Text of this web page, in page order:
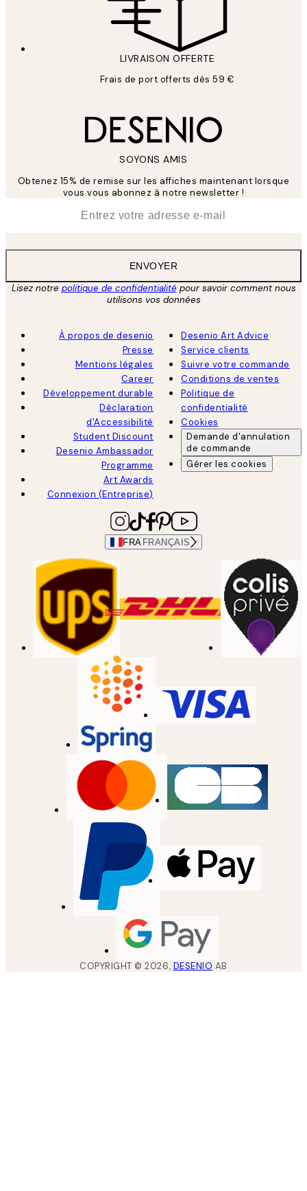
LIVRAISON OFFERTE
Frais de port offerts dès 59 €
SOYONS AMIS
Obtenez 15% de remise sur les affiches maintenant lorsque
vous vous abonnez à notre newsletter !
ENVOYER
Lisez notre politique de confidentialitépour savoir comment nous
utilisons vos données
À propos de desenio
Presse
Mentions légales
Career
Développement durable
Déclaration
d'Accessibilité
Student Discount
Desenio Ambassador
Programme
Art Awards
Connexion (Entreprise)
Desenio Art Advice
Service clients
Suivre votre commande
Conditions de ventes
Politique de
confidentialité
Cookies
Demande d'annulation
de commande
Gérer les cookies
FRA FRANÇAIS
COPYRIGHT ©2026, DESENIO AB